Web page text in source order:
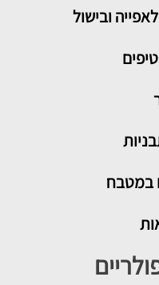
ובישול
במטבח